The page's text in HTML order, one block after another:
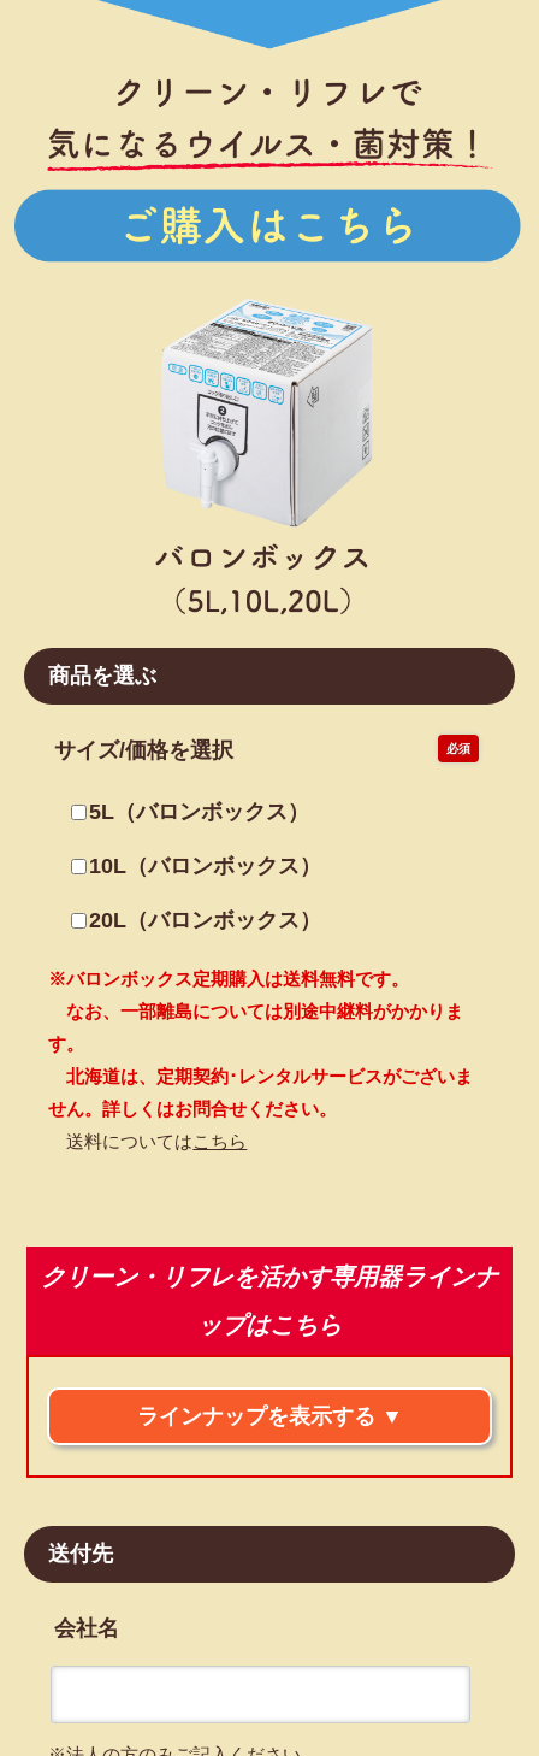
商品を選ぶ
必須
サイズ/価格を選択
5L（バロンボックス）
10L（バロンボックス）
20L（バロンボックス）
※バロンボックス定期購入は送料無料です。
なお、一部離島については別途中継料がかかりま
す。
北海道は、定期契約･レンタルサービスがございま
せん。詳しくはお問合せください。
送料についてはこちら
クリーン・リフレを活かす専用器ラインナ
ップはこちら
送付先
会社名